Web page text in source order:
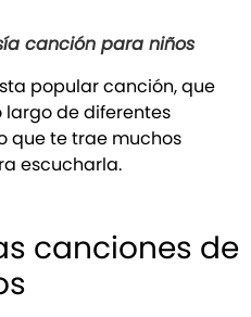
canción para niños
popular canción, que
largo de diferentes
que te trae muchos
escucharla.
canciones de